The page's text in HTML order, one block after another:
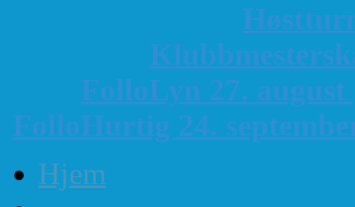
K
FolloLyn 27. august
FolloHurtig 24.
Hjem